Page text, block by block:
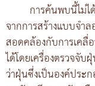
การค้นพบนี้ไม่
จากการสร้างแบบจำ
สอดคล้องกับการเค
ได้โดยเครื่องตรวจจั
ว่าฝุ่นซึ่งเป็นองค์ประ